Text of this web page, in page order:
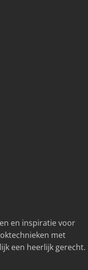
en inspiratie voor
met
een heerlijk gerecht.